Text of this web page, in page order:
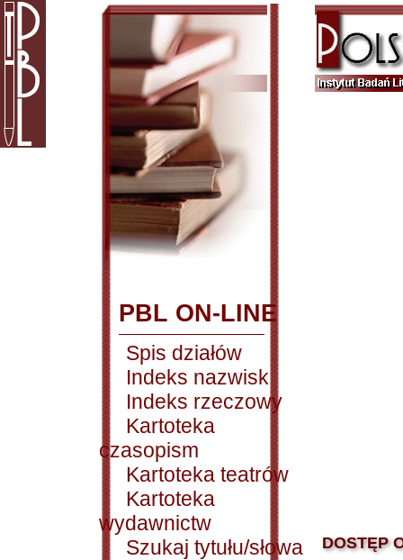
PBL ON-LINE
Spis działów
Indeks nazwisk
Indeks rzeczowy
Kartoteka
czasopism
Kartoteka teatrów
Kartoteka
wydawnictw
Szukaj tytułu/słowa
DOSTĘP